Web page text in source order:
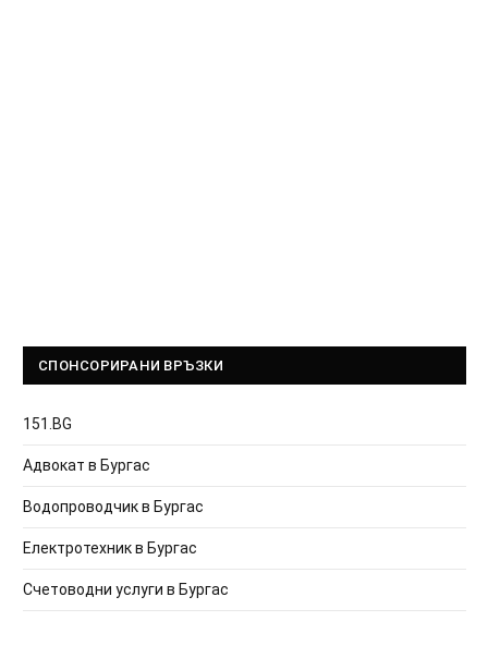
СПОНСОРИРАНИ ВРЪЗКИ
151.BG
Адвокат в Бургас
Водопроводчик в Бургас
Електротехник в Бургас
Счетоводни услуги в Бургас